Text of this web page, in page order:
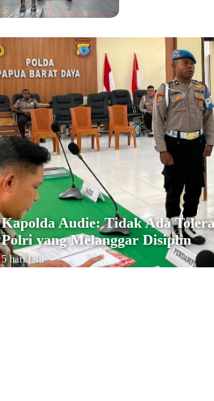
Kapolda Audie: Tidak Ada
Polri yang Melanggar Disiplin
5 hari lalu